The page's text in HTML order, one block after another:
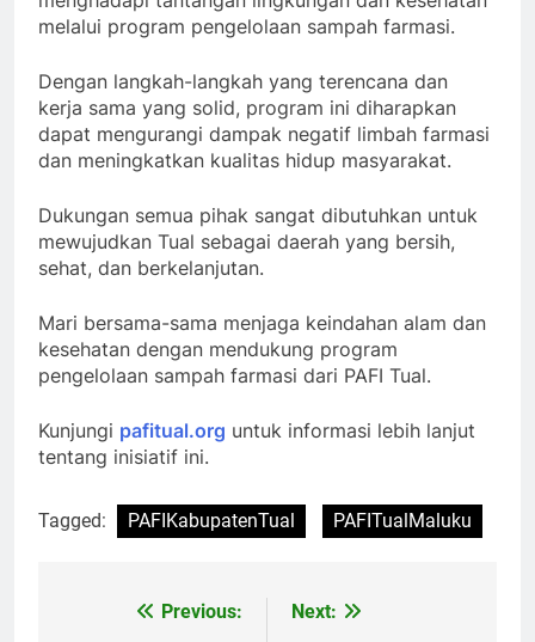
melalui program pengelolaan sampah farmasi.
Dengan langkah-langkah yang terencana dan
kerja sama yang solid, program ini diharapkan
dapat mengurangi dampak negatif limbah farmasi
dan meningkatkan kualitas hidup masyarakat.
Dukungan semua pihak sangat dibutuhkan untuk
mewujudkan Tual sebagai daerah yang bersih,
sehat, dan berkelanjutan.
Mari bersama-sama menjaga keindahan alam dan
kesehatan dengan mendukung program
pengelolaan sampah farmasi dari PAFI Tual.
Kunjungi pafitual.org untuk informasi lebih lanjut
tentang inisiatif ini.
Tagged: PAFIKabupatenTual PAFITualMaluku
NavigasiPrevious:
Next: